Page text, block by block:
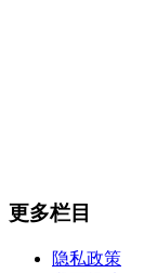
更多栏目
隐私政策